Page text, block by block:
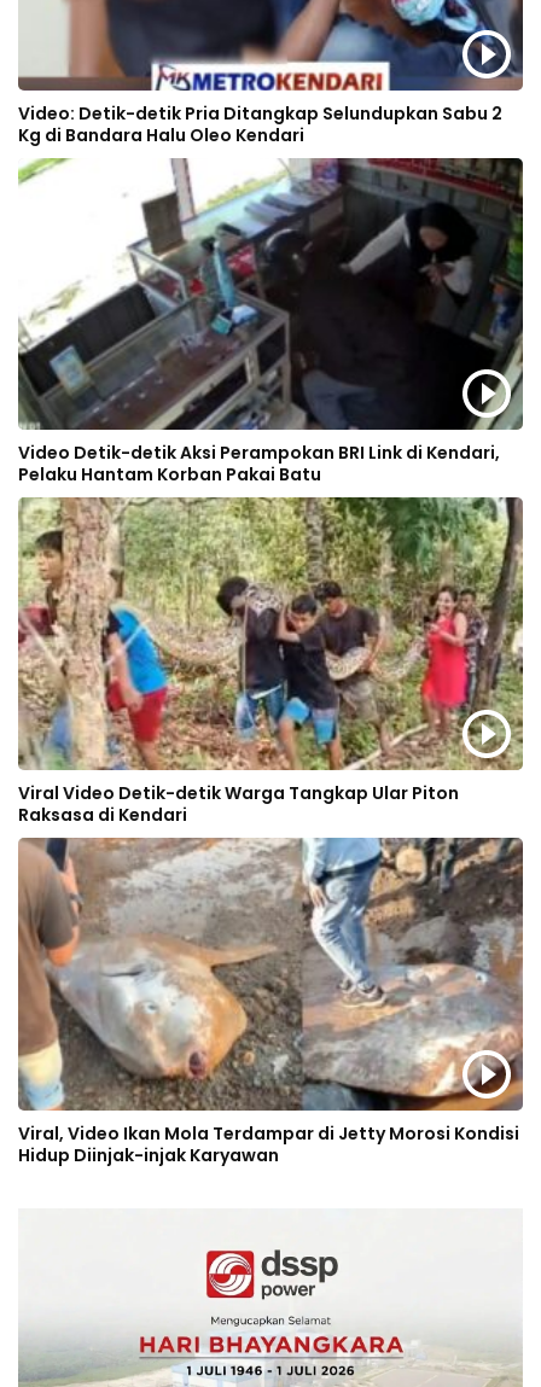
Video: Detik-detik Pria Ditangkap Selundupkan Sabu 2
Kg di Bandara Halu Oleo Kendari
Video Detik-detik Aksi Perampokan BRI Link di Kendari,
Pelaku Hantam Korban Pakai Batu
Viral Video Detik-detik Warga Tangkap Ular Piton
Raksasa di Kendari
Viral, Video Ikan Mola Terdampar di Jetty Morosi Kondisi
Hidup Diinjak-injak Karyawan